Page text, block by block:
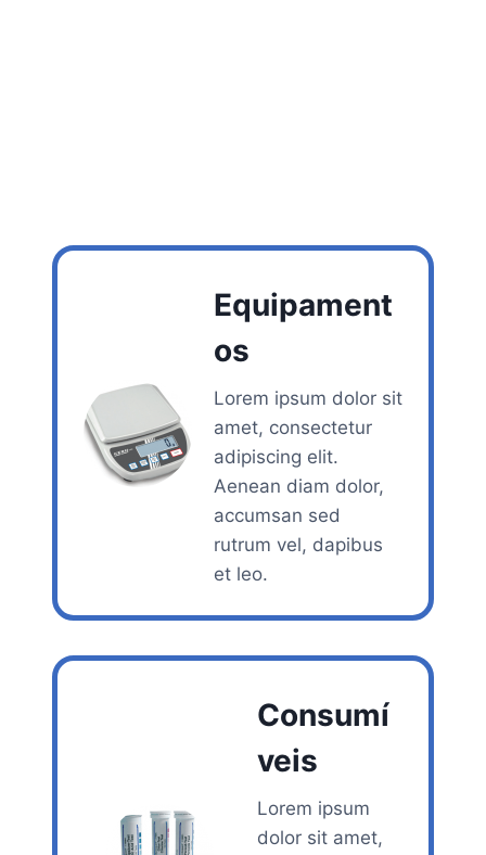
Equipament
os
Lorem ipsum dolor sit
amet, consectetur
adipiscing elit.
Aenean diam dolor,
accumsan sed
rutrum vel, dapibus
et leo.
Consumí
veis
Lorem ipsum
dolor sit amet,